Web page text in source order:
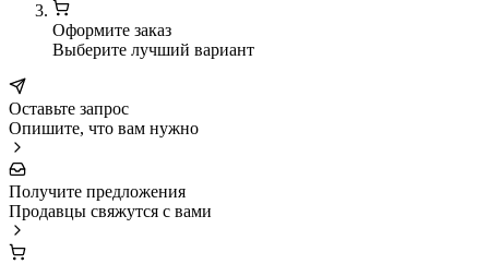
Оформите заказ
Выберите лучший вариант
Оставьте запрос
Опишите, что вам нужно
Получите предложения
Продавцы свяжутся с вами